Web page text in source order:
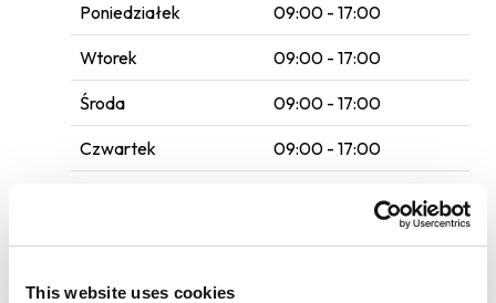
This website uses cookies
Poniedziałek 09:00 - 17:00
Wtorek 09:00 - 17:00
Środa 09:00 - 17:00
Czwartek 09:00 - 17:00
533710335